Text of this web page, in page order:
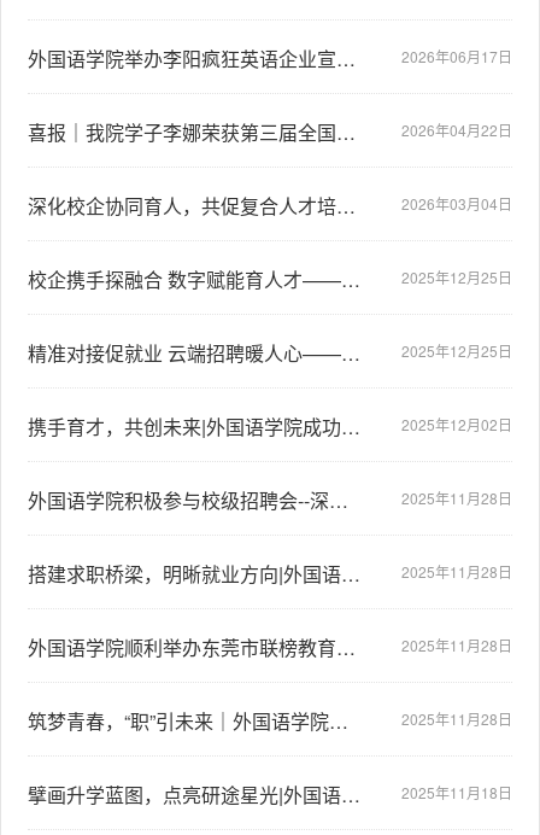
2026年06月17日
外国语学院举办李阳疯狂英语企业宣讲会
2026年04月22日
喜报｜我院学子李娜荣获第三届全国大学生职业规划大赛广东省分赛铜奖
2026年03月04日
深化校企协同育人，共促复合人才培养——外国语学院赴广汽本田汽车有限公司访问交流
2025年12月25日
校企携手探融合 数字赋能育人才——外国语学院赴网易总部交流活动顺利举行
2025年12月25日
精准对接促就业 云端招聘暖人心——外国语学院成功举办线上专场招聘会
2025年12月02日
携手育才，共创未来|外国语学院成功举办楚都教育集团招聘面试会
2025年11月28日
外国语学院积极参与校级招聘会--深化校企合作促就业
2025年11月28日
搭建求职桥梁，明晰就业方向|外国语学院成功举办德胜科教集团宣讲会
2025年11月28日
外国语学院顺利举办东莞市联榜教育投资有限公司宣讲会
2025年11月28日
筑梦青春，“职”引未来｜外国语学院顺利举行2025年职业规划大赛院赛
2025年11月18日
擘画升学蓝图，点亮研途星光|外国语学院举办留学专场讲座